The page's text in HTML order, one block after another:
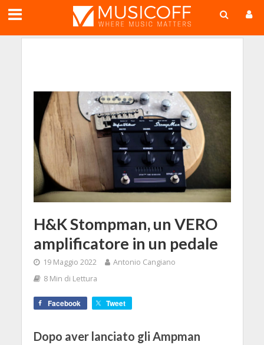
H&K Stompman, un VERO
amplificatore in un pedale
19 Maggio 2022
Antonio Cangiano
8 Min di Lettura
Facebook Tweet
Dopo aver lanciato gli Ampman